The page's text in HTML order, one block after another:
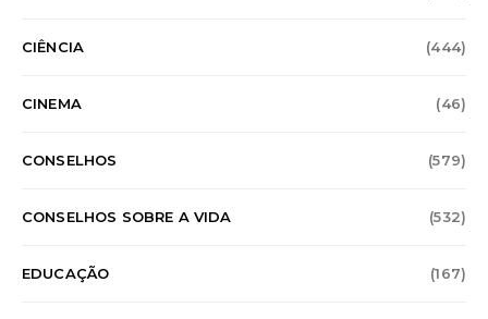
CIÊNCIA (444)
CINEMA (46)
CONSELHOS (579)
CONSELHOS SOBRE A VIDA (532)
EDUCAÇÃO (167)